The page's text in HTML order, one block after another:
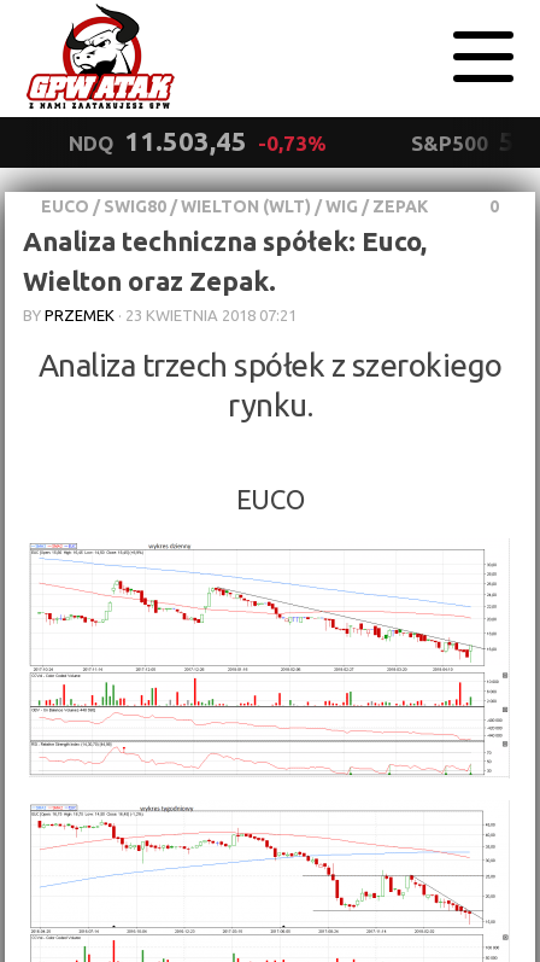
NDQ 11.503,45 -0,73% S&P500
EUCO / SWIG80 /WIELTON (WLT) /WIG / ZEPAK 0
Analiza techniczna spółek: Euco,
Wielton oraz Zepak.
BYPRZEMEK · 23 KWIETNIA 2018 07:21
Analiza trzech spółek z szerokiego
rynku.
EUCO
Polityka
prywatności
Wyrażam zgodę.